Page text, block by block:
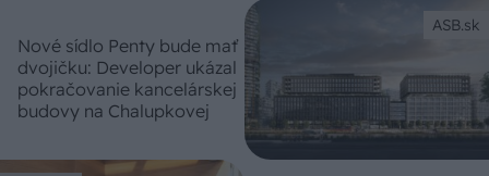
ASB.sk
Nové sídlo Penty bude mať
dvojičku: Developer ukázal
pokračovanie kancelárskej
budovy na Chalupkovej